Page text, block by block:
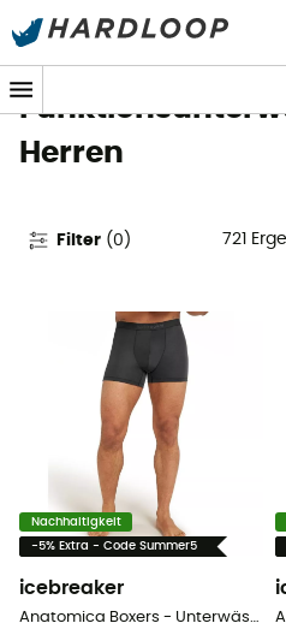
Sommerangebote🔥 -5%
Herren
Filter (0 ) 721
Nachhaltigkeit
-5% Extra - Code Summer5
icebreaker
Anatomica Boxers - Unterwäsche - Herren